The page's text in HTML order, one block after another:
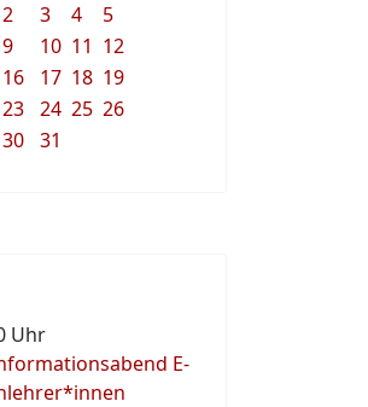
2 3 4
5
9 10 11 12
16 17 18 19
23 24 25 26
30 31
Uhr
E-